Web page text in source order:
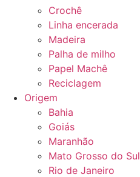
Crochê
Linha encerada
Madeira
Palha de milho
Papel Machê
Reciclagem
Origem
Bahia
Goiás
Maranhão
Mato Grosso do Sul
Rio de Janeiro